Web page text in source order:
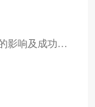
疤痕子宫做试管能成功吗，疤痕子宫对试管的影响及成功率提升方法